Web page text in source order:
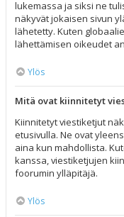
lukemassa ja siksi ne
näkyvät jokaisen sivun
lähetetty. Kuten
lähettämisen oikeudet
Ylös
Mitä ovat kiinnitetyt
Kiinnitetyt viestiketjut
etusivulla. Ne ovat
aina kun mahdollista.
kanssa, viestiketjujen
foorumin ylläpitäjä.
Ylös